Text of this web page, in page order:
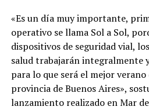
«Es un día muy importante,
operativo se llama Sol a Sol,
dispositivos de seguridad vial,
salud trabajarán integralmente
para lo que será el mejor
provincia de Buenos Aires»,
lanzamiento realizado en Mar